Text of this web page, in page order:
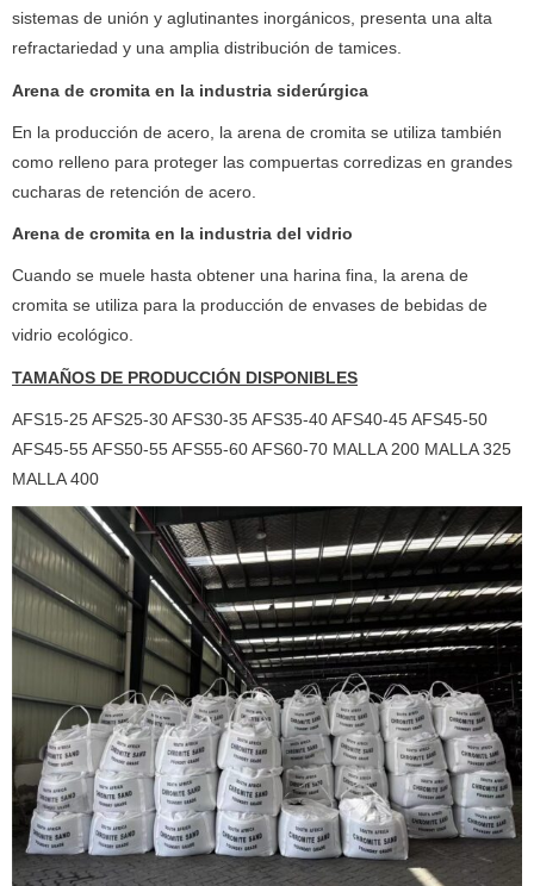
sistemas de unión y aglutinantes inorgánicos, presenta una alta
refractariedad y una amplia distribución de tamices.
Arena de cromita en la industria siderúrgica
En la producción de acero, la arena de cromita se utiliza también
como relleno para proteger las compuertas corredizas en grandes
cucharas de retención de acero.
Arena de cromita en la industria del vidrio
Cuando se muele hasta obtener una harina fina, la arena de
cromita se utiliza para la producción de envases de bebidas de
vidrio ecológico.
TAMAÑOS DE PRODUCCIÓN DISPONIBLES
AFS15-25 AFS25-30 AFS30-35 AFS35-40 AFS40-45 AFS45-50
AFS45-55 AFS50-55 AFS55-60 AFS60-70 MALLA 200 MALLA 325
MALLA 400